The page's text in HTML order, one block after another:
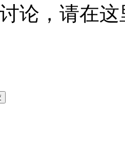
论，请在这